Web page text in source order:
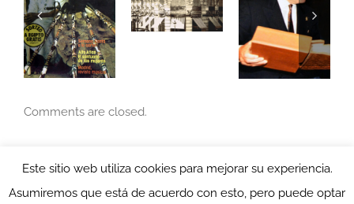
Comments are closed.
Este sitio web utiliza cookies para mejorar su experiencia.
Asumiremos que está de acuerdo con esto, pero puede optar